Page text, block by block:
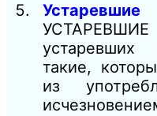
устаревших
такие,
из